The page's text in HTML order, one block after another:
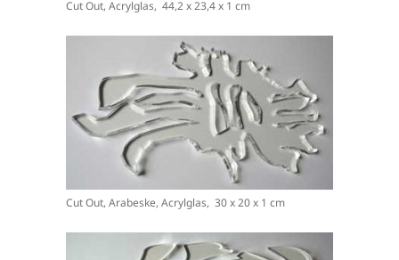
Cut Out, Acrylglas, 44,2 x 23,4 x 1 cm
Cut Out, Arabeske, Acrylglas, 30 x 20 x 1 cm